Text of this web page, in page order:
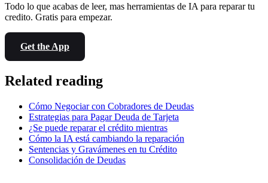
Todo lo que acabas de leer, mas herramientas de IA para reparar tu
credito. Gratis para empezar.
Get the App
Related reading
Cómo Negociar con Cobradores de Deudas
Estrategias para Pagar Deuda de Tarjeta
¿Se puede reparar el crédito mientras
Cómo la IA está cambiando la reparación
Sentencias y Gravámenes en tu Crédito
Consolidación de Deudas